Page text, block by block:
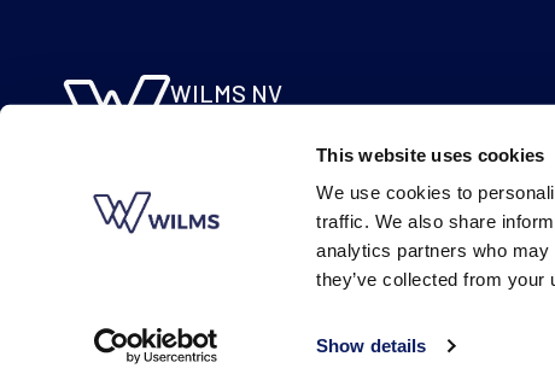
This website uses cookies
We use cookies to
traffic. We also share
analytics partners who may
they’ve collected from your
Show details
WILMS NV